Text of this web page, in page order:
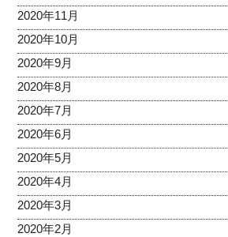
2020年11月
2020年10月
2020年9月
2020年8月
2020年7月
2020年6月
2020年5月
2020年4月
2020年3月
2020年2月